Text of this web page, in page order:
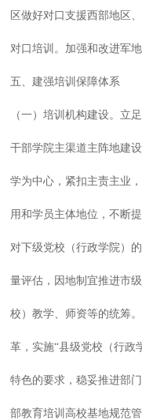
区做好对口支援西部地区
对口培训。加强和改进军
五、建强培训保障体系
（一）培训机构建设。立
干部学院主渠道主阵地建
学为中心，紧扣主责主业
用和学员主体地位，不断
对下级党校（行政学院）
量评估，因地制宜推进市
校）教学、师资等的统筹
革，实施“县级党校（行政
特色的要求，稳妥推进部
部教育培训高校基地规范